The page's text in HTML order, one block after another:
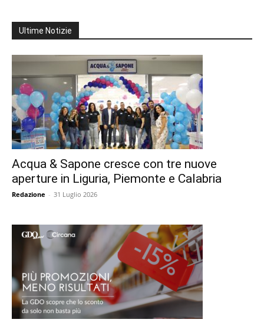
Ultime Notizie
Acqua & Sapone cresce con tre nuove
aperture in Liguria, Piemonte e Calabria
Redazione - 31 Luglio 2026